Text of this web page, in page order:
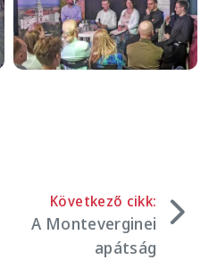
Következő cikk:
A Monteverginei
apátság